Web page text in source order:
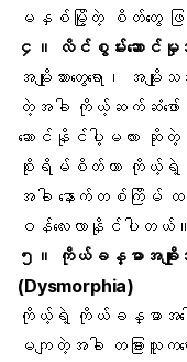
မနှစ်မြို့တဲ့ စိတ်တွေ ဖ
၄။ လိင်စွမ်းဆောင်မှုအပ
အမျိုးသားတွေရော၊ အမ
တဲ့အခါ ကိုယ့်ဆက်ဆံဖော်
ဆောင်နိုင်ပါ့မလား
စိုးရိမ်စိတ်ဟာ ကိုယ့်ရဲ့
အခါ နောက်တစ်ကြိမ်
ဝန်လေးလာနိုင်ပါတယ်။
၅။ ကိုယ်ခန္ဓာအချိုး
(Dysmorphia)
ကိုယ့်ရဲ့ ကိုယ်ခန္ဓာအပ
မကျတဲ့အခါ တခြား